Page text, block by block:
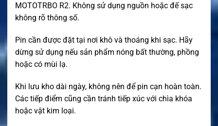
MOTOTRBO R2. Không sử dụng nguồn hoặc đế sạc
không rõ thông số.
Pin cần được đặt tại nơi khô và thoáng khi sạc. Hãy
dừng sử dụng nếu sản phẩm nóng bất thường, phồng
hoặc có mùi lạ.
Khi lưu kho dài ngày, không nên để pin cạn hoàn toàn.
Các tiếp điểm cũng cần tránh tiếp xúc với chìa khóa
hoặc vật kim loại.